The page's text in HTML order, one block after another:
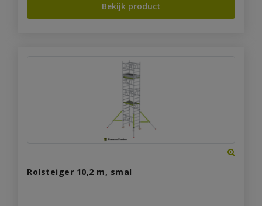
Bekijk product
Rolsteiger 10,2 m, smal